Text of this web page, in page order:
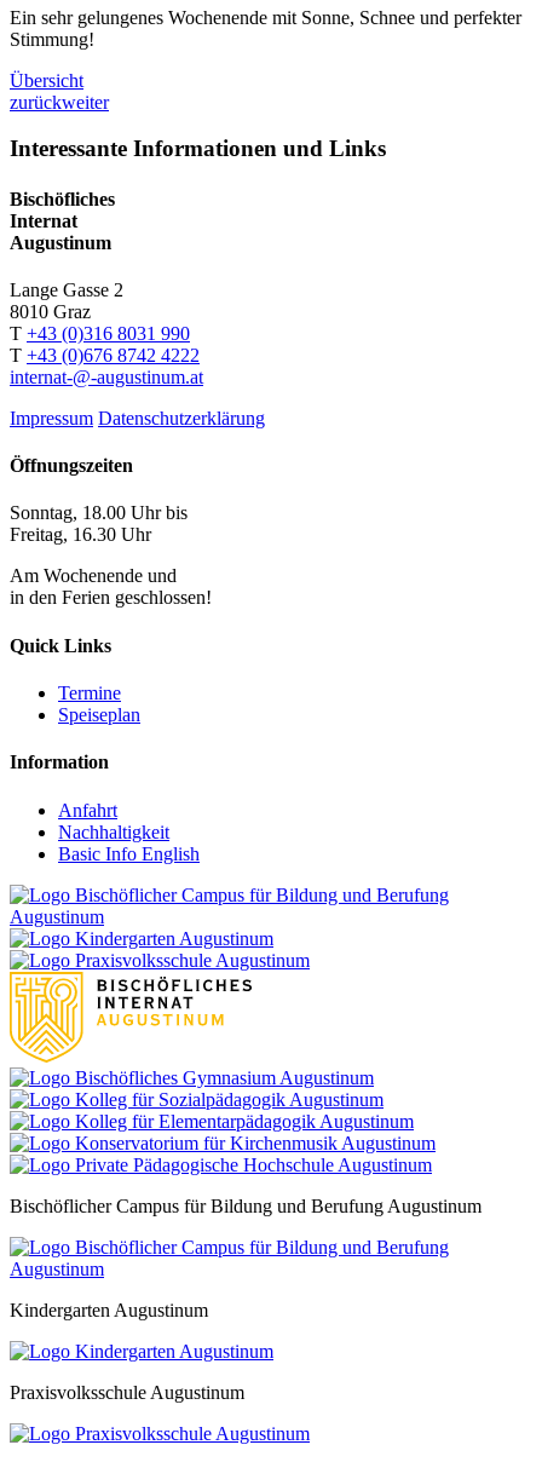
Ein sehr gelungenes Wochenende mit Sonne, Schnee und perfekter
Stimmung!
Übersicht
zurückweiter
Interessante Informationen und Links
Bischöfliches
Internat
Augustinum
Lange Gasse 2
8010 Graz
T +43 (0)316 8031 990
T +43 (0)676 8742 4222
internat-@-augustinum.at
Impressum Datenschutzerklärung
Öffnungszeiten
Sonntag, 18.00 Uhr bis
Freitag, 16.30 Uhr
Am Wochenende und
in den Ferien geschlossen!
Quick Links
Termine
Speiseplan
Information
Anfahrt
Nachhaltigkeit
Basic Info English
Bischöflicher Campus für Bildung und Berufung Augustinum
Kindergarten Augustinum
Praxisvolksschule Augustinum